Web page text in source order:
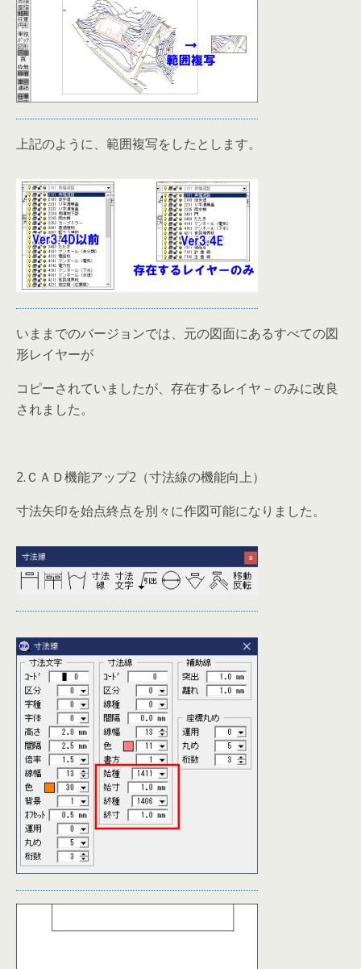
上記のように、範囲複写をしたとします。
いままでのバージョンでは、元の図面にあるすべての図
形レイヤーが
コピーされていましたが、存在するレイヤ－のみに改良
されました。
2.ＣＡＤ機能アップ2（寸法線の機能向上）
寸法矢印を始点終点を別々に作図可能になりました。